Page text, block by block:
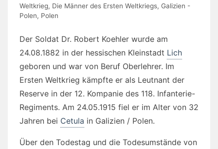
Weltkrieg, Die Männer des Ersten Weltkriegs, Galizien -
Polen, Polen
Der Soldat Dr. Robert Koehler wurde am
24.08.1882 in der hessischen Kleinstadt Lich
geboren und war von Beruf Oberlehrer. Im
Ersten Weltkrieg kämpfte er als Leutnant der
Reserve in der 12. Kompanie des 118. Infanterie-
Regiments. Am 24.05.1915 fiel er im Alter von 32
Jahren bei Cetula in Galizien / Polen.
Über den Todestag und die Todesumstände von